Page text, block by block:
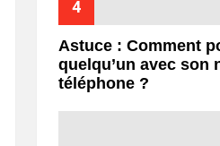
Astuce : Comment
quelqu’un avec son
téléphone ?